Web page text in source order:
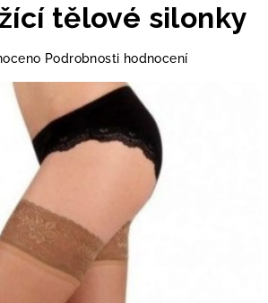
košík
tělové silonky
Podrobnosti hodnocení